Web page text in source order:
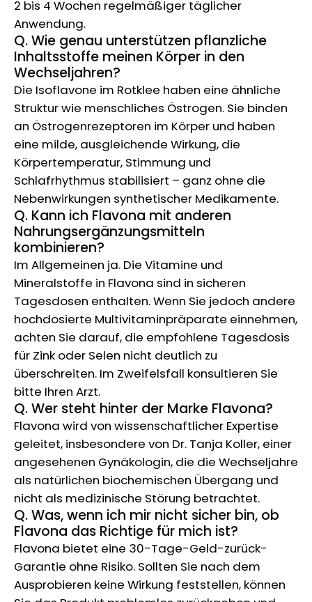
2 bis 4 Wochen regelmäßiger täglicher
Anwendung.
Q. Wie genau unterstützen pflanzliche
Inhaltsstoffe meinen Körper in den
Wechseljahren?
Die Isoflavone im Rotklee haben eine ähnliche
Struktur wie menschliches Östrogen. Sie binden
an Östrogenrezeptoren im Körper und haben
eine milde, ausgleichende Wirkung, die
Körpertemperatur, Stimmung und
Schlafrhythmus stabilisiert – ganz ohne die
Nebenwirkungen synthetischer Medikamente.
Q. Kann ich Flavona mit anderen
Nahrungsergänzungsmitteln
kombinieren?
Im Allgemeinen ja. Die Vitamine und
Mineralstoffe in Flavona sind in sicheren
Tagesdosen enthalten. Wenn Sie jedoch andere
hochdosierte Multivitaminpräparate einnehmen,
achten Sie darauf, die empfohlene Tagesdosis
für Zink oder Selen nicht deutlich zu
überschreiten. Im Zweifelsfall konsultieren Sie
bitte Ihren Arzt.
Q. Wer steht hinter der Marke Flavona?
Flavona wird von wissenschaftlicher Expertise
geleitet, insbesondere von Dr. Tanja Koller, einer
angesehenen Gynäkologin, die die Wechseljahre
als natürlichen biochemischen Übergang und
nicht als medizinische Störung betrachtet.
Q. Was, wenn ich mir nicht sicher bin, ob
Flavona das Richtige für mich ist?
Flavona bietet eine 30-Tage-Geld-zurück-
Garantie ohne Risiko. Sollten Sie nach dem
Ausprobieren keine Wirkung feststellen, können